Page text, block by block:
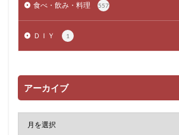
食べ・飲み・料理 557
ＤＩＹ 1
アーカイブ